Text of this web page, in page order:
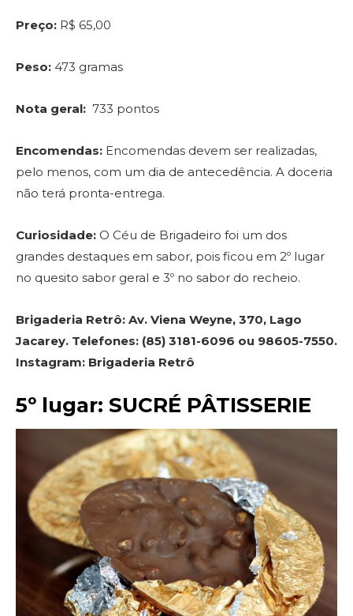
Preço: R$ 65,00
Peso: 473 gramas
Nota geral: 733 pontos
Encomendas: Encomendas devem ser realizadas,
pelo menos, com um dia de antecedência. A doceria
não terá pronta-entrega.
Curiosidade: O Céu de Brigadeiro foi um dos
grandes destaques em sabor, pois ficou em 2º lugar
no quesito sabor geral e 3º no sabor do recheio.
Brigaderia Retrô: Av. Viena Weyne, 370, Lago
Jacarey. Telefones: (85) 3181-6096 ou 98605-7550.
Instagram: Brigaderia Retrô
5º lugar: SUCRÉ PÂTISSERIE